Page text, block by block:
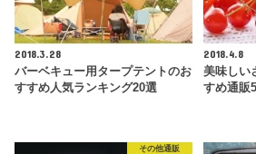
2018.3.28
バーベキュー用タープテントのお
すすめ人気ランキング20選
2018.4.8
美味しい
すめ通販
その他通販